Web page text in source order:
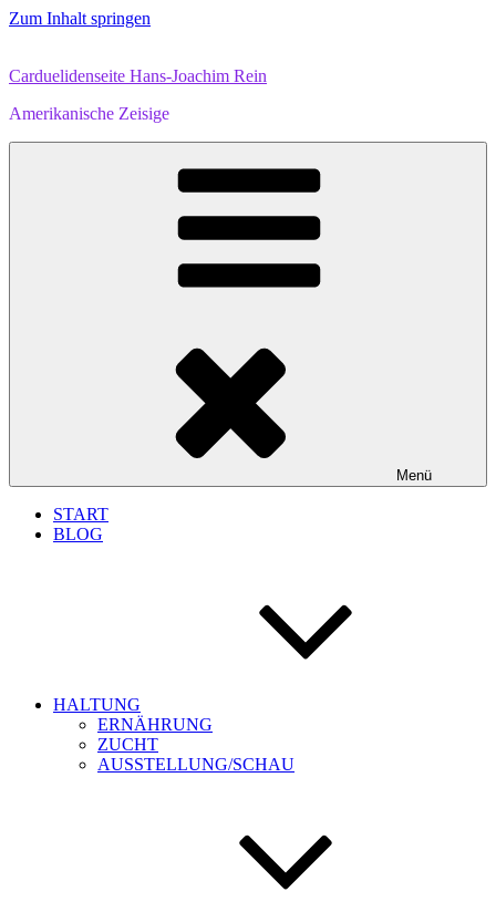
Zum Inhalt springen
Carduelidenseite Hans-Joachim Rein
Amerikanische Zeisige
Menü
START
BLOG
HALTUNG
ERNÄHRUNG
ZUCHT
AUSSTELLUNG/SCHAU